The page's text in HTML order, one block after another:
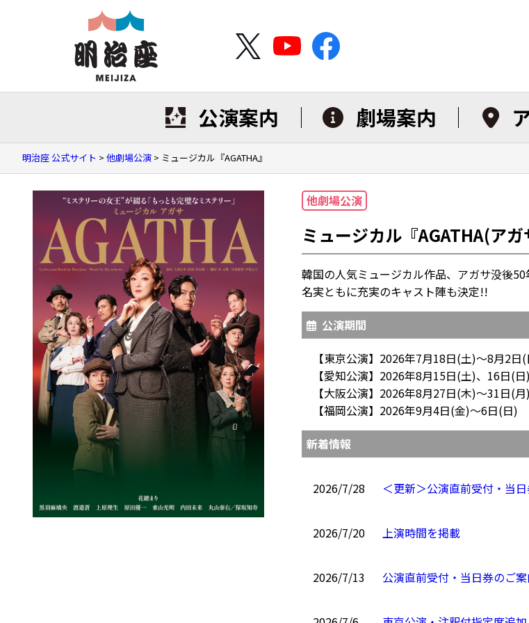
公演案内 劇場案内
明治座 公式サイト > 他劇場公演 > ミュージカル『AGATHA』
他劇場公演
ミュージカル『AGATHA(アガ
韓国の人気ミュージカル作品、アガサ没後
名実ともに充実のキャスト陣も決定!!
公演期間
【東京公演】2026年7月18日(土)～8月2日
【愛知公演】2026年8月15日(土)、16日(日)
【大阪公演】2026年8月27日(木)～31日(月)
【福岡公演】2026年9月4日(金)～6日(日)
新着情報
2026/7/28 ＜更新＞公演直前受付・当
2026/7/20 上演時間を掲載
2026/7/13 公演直前受付・当日券のご